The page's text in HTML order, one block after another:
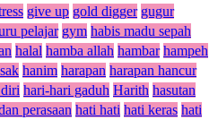
give up gold digger gugur
pelajar gym habis madu sepah
halal hamba allah hambar hampeh
hanim harapan harapan hancur
hari-hari gaduh Harith hasutan
perasaan hati hati hati keras hati